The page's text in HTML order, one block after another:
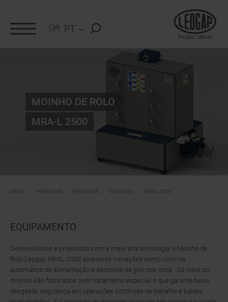
PT >
MOINHO DE ROLO
MRA-L 2500
INÍCIO PRODUTOS PRODUTOS MOINHOS MRA-L 2500
EQUIPAMENTO
Desenvolvidos e projetados com a mais alta tecnologia, o Moinho de
Rolo Leogap MRAL-2500 apresenta inovações como controle
automático de alimentação e sensores de giro nos rolos. Os rolos do
moinho são fabricados com tratamento especial, o que garante baixo
desgaste, segurança em operações contínuas de trabalho e baixas